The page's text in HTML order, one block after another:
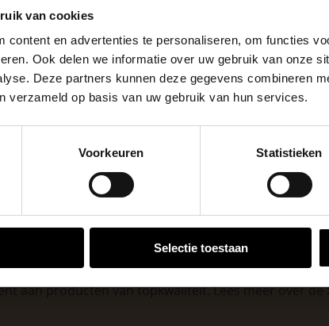
van cookies
content en advertenties te personaliseren, om functies
Ook delen we informatie over uw gebruik van onze
Deze partners kunnen deze gegevens combineren
verzameld op basis van uw gebruik van hun services.
Voorkeuren Statistieken
Selectie toestaan
Kleuren
Eenheid
voor zakelijke klanten op zoek naar tuin- en
aan producten van topkwaliteit. Lees meer over de
de vestigingspagina voor de actuele openingstijden.
Brug
en inspirerende showtuinen helpen we je graag
VESTIGINGEN